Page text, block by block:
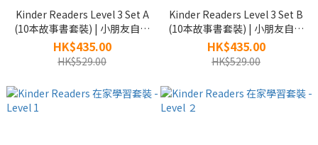
Kinder Readers Level 3 Set A
(10本故事書套裝) | 小朋友自己
閱讀 | 英文故事書
HK$435.00
HK$529.00
Kinder Readers Level 3 Set B
(10本故事書套裝) | 小朋友自己
閱讀 | 英文故事書
HK$435.00
HK$529.00